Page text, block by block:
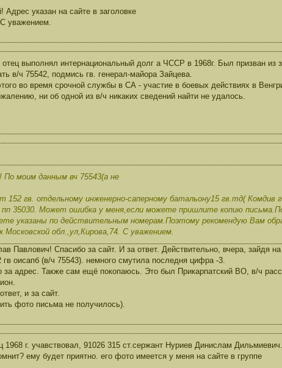
указан на сайте в заголовке
уважением.
выполнял интернациональный долг а ЧССР в 1968г. Был призван из
в/ч 75542, подмись гв. генерал-майора Зайцева.
во время срочной службы в СА - участие в боевых действиях в
ни об одной из в/ч никаких сведений найти не удалось.
По моим данным вч 75543(а не
152 гв. отдельному инженерно-саперному батальону15 гв.тд( Комдив
35030. Может ошибка у меня,если можете пришлите копию
указаны по действительным номерам.Поэтому рекомендую Вам
Московской обл.,ул,Кирова,74. С уважением.
Павлович! Спасибо за сайт. И за ответ. Действительно, вчера, зайдя
оисапб (в/ч 75543). немного смутила последня цифра -3.
за адрес. Также сам ещё покопаюсь. Это был Прикарпатский ВО, в/ч
и за сайт.
фото письма не получилось).
1968 г. учавствовал, 91026 315 ст.сержант Нуриев Динислам
ему будет приятно. его фото имеется у меня на сайте в группе